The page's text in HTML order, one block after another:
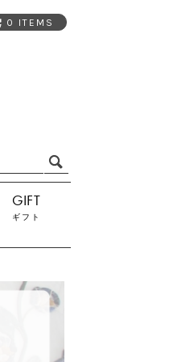
0 ITEMS
ギフト